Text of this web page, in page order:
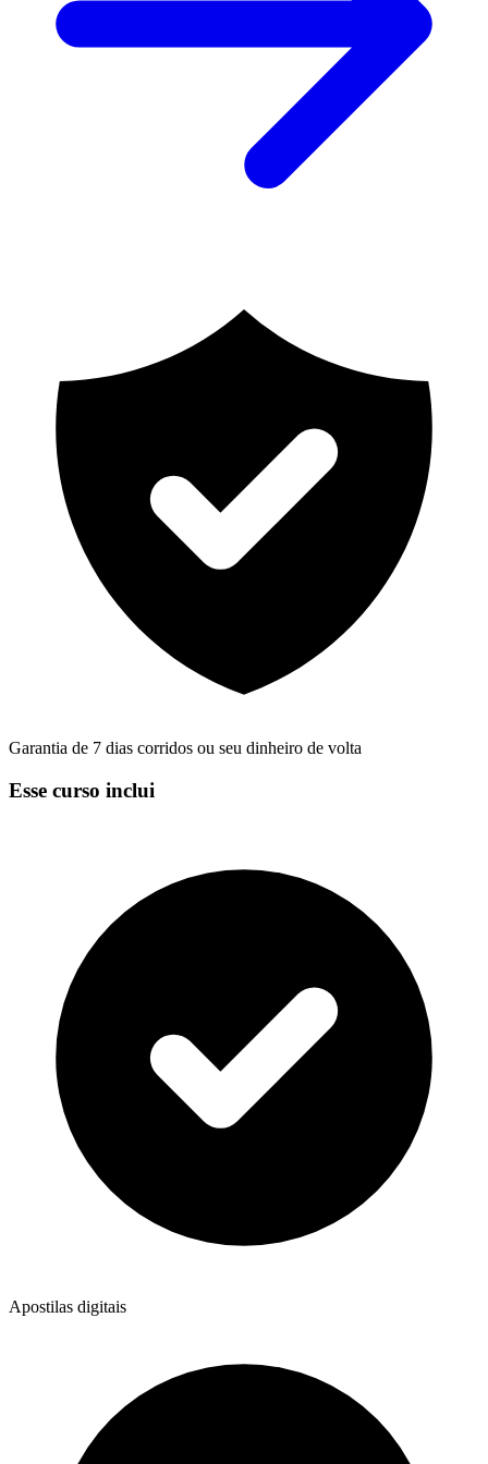
Garantia de 7 dias corridos ou seu dinheiro de volta
Esse curso inclui
Apostilas digitais